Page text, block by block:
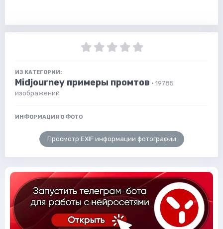
ИЗ КАТЕГОРИИ:
Midjourney примеры промтов · 19785
изображений
ИНФОРМАЦИЯ О ФОТО
Просмотр EXIF информации фотографии